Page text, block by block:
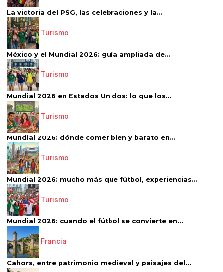
La victoria del PSG, las celebraciones y la...
Turismo
México y el Mundial 2026: guía ampliada de...
Turismo
Mundial 2026 en Estados Unidos: lo que los...
Turismo
Mundial 2026: dónde comer bien y barato en...
Turismo
Mundial 2026: mucho más que fútbol, experiencias...
Turismo
Mundial 2026: cuando el fútbol se convierte en...
Francia
Cahors, entre patrimonio medieval y paisajes del...